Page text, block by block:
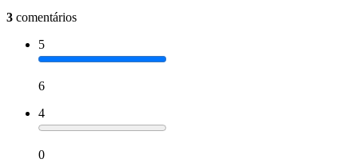
3 comentários
5
6
4
0